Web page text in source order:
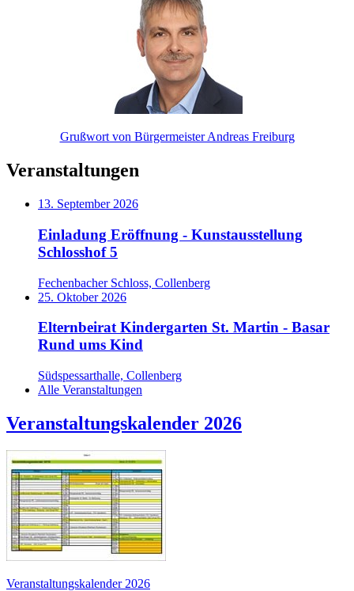
Grußwort von Bürgermeister Andreas Freiburg
Veranstaltungen
13. September 2026
Einladung Eröffnung - Kunstausstellung
Schlosshof 5
Fechenbacher Schloss, Collenberg
25. Oktober 2026
Elternbeirat Kindergarten St. Martin - Basar
Rund ums Kind
Südspessarthalle, Collenberg
Alle Veranstaltungen
Veranstaltungskalender 2026
Veranstaltungskalender 2026